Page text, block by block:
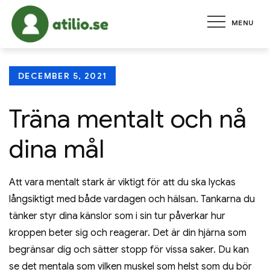
Skip
content
MENU
Allt om ekonomi, karriär och
Posted
DECEMBER 5, 2021
Träna mentalt och nå
dina mål
Att vara mentalt stark är viktigt för att du ska lyckas
långsiktigt med både vardagen och hälsan. Tankarna du
tänker styr dina känslor som i sin tur påverkar hur
kroppen beter sig och reagerar. Det är din hjärna som
begränsar dig och sätter stopp för vissa saker. Du kan
se det mentala som vilken muskel som helst som du bör